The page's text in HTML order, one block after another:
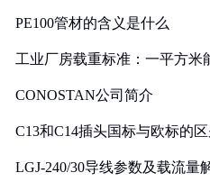
PE100管材的含义是什么
工业厂房载重标准：一平方米
CONOSTAN公司简介
C13和C14插头国标与欧标的
LGJ-240/30导线参数及载流量